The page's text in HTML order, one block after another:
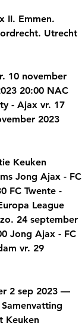
II. Emmen.
Utrecht
10 november
20:00 NAC
- Ajax vr. 17
2023
Keuken
Jong Ajax - FC
FC Twente -
League
24 september
Jong Ajax - FC
vr. 29
2 sep 2023 —
Keuken